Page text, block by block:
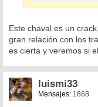
Este chaval es un
gran relación con los
es cierta y veremos si
luismi33
Mensajes: 1868